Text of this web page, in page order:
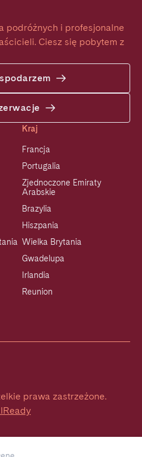
podróżnych i profesjonalne
Ciesz się pobytem z
Kraj
Francja
Portugalia
Zjednoczone Emiraty
Arabskie
Brazylia
Hiszpania
Wielka Brytania
Gwadelupa
Irlandia
Reunion
prawa zastrzeżone.